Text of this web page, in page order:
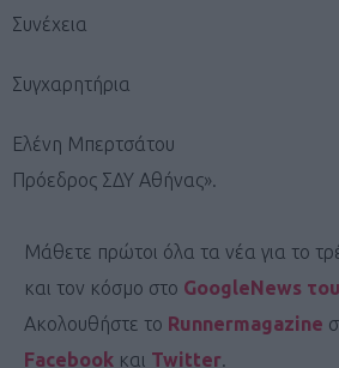
Συνέχεια
Συγχαρητήρια
Ελένη Μπερτσάτου
Πρόεδρος ΣΔΥ Αθήνας».
Μάθετε πρώτοι όλα τα νέα για το
και τον κόσμο στο GoogleNews
Ακολουθήστε το Runnermagazine
Facebook και Twitter.